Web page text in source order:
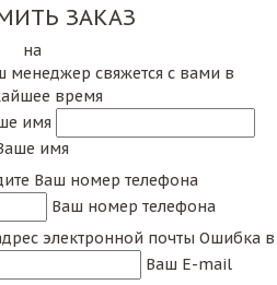
ЗАКАЗ
на
менеджер свяжется с вами в
время
имя
имя
Ваш номер телефона
Ваш номер телефона
электронной почты Ошибка в
Ваш E-mail